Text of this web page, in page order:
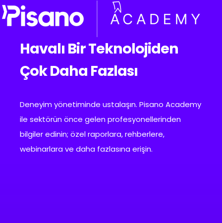
Havalı Bir Teknolojiden
Çok Daha Fazlası
Deneyim yönetiminde ustalaşın. Pisano Academy
ile sektörün önce gelen profesyonellerinden
bilgiler edinin; özel raporlara, rehberlere,
webinarlara ve daha fazlasına erişin.